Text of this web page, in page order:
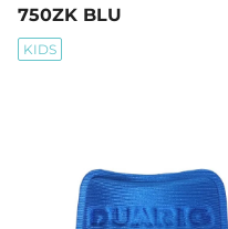
750ZK BLU
KIDS